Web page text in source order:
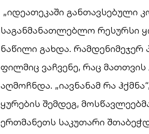
„იდეათეკაში განთავსებული
საგანმანათლებლო რესურსი
ნაწილი გახდა.
ფილმიც ვაჩვენე, რაც
აღმოჩნდა. „იავნანამ რა
ყურების შემდეგ,
ერთმანეთს საკუთარი